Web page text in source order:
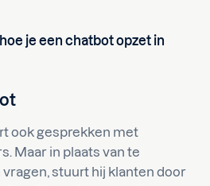
je een chatbot opzet in
ook gesprekken met
Maar in plaats van te
stuurt hij klanten door